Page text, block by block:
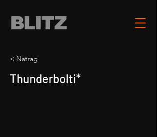
< Natrag
Thunderbolti*